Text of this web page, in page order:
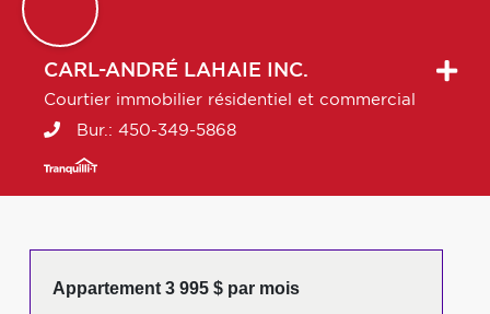
CARL-ANDRÉ LAHAIE INC.
Courtier immobilier résidentiel et commercial
Bur.: 450-349-5868
Appartement 3 995 $ par mois